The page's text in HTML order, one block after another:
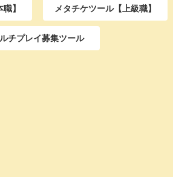
】 メタチケツール【上級職】
チプレイ募集ツール